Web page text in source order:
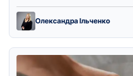
Олександра Ільченко